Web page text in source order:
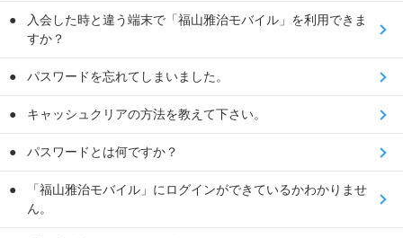
入会した時と違う端末で「福山雅治モバイル」を利用できま
すか？
パスワードを忘れてしまいました。
キャッシュクリアの方法を教えて下さい。
パスワードとは何ですか？
「福山雅治モバイル」にログインができているかわかりませ
ん。